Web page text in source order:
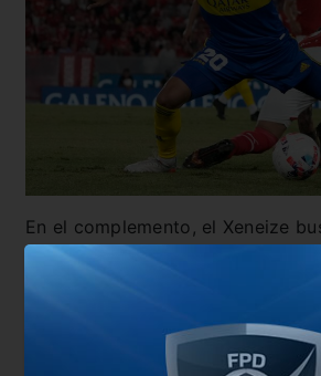
En el complemento, el Xeneize
partido mediante el contragolpe,
Fabra por doble amarilladejando
Battaglia con diez el resto del